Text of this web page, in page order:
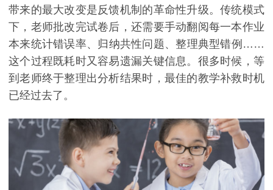
带来的最大改变是反馈机制的革命性升级。传统模式
下，老师批改完试卷后，还需要手动翻阅每一本作业
本来统计错误率、归纳共性问题、整理典型错例……
这个过程既耗时又容易遗漏关键信息。很多时候，等
到老师终于整理出分析结果时，最佳的教学补救时机
已经过去了。